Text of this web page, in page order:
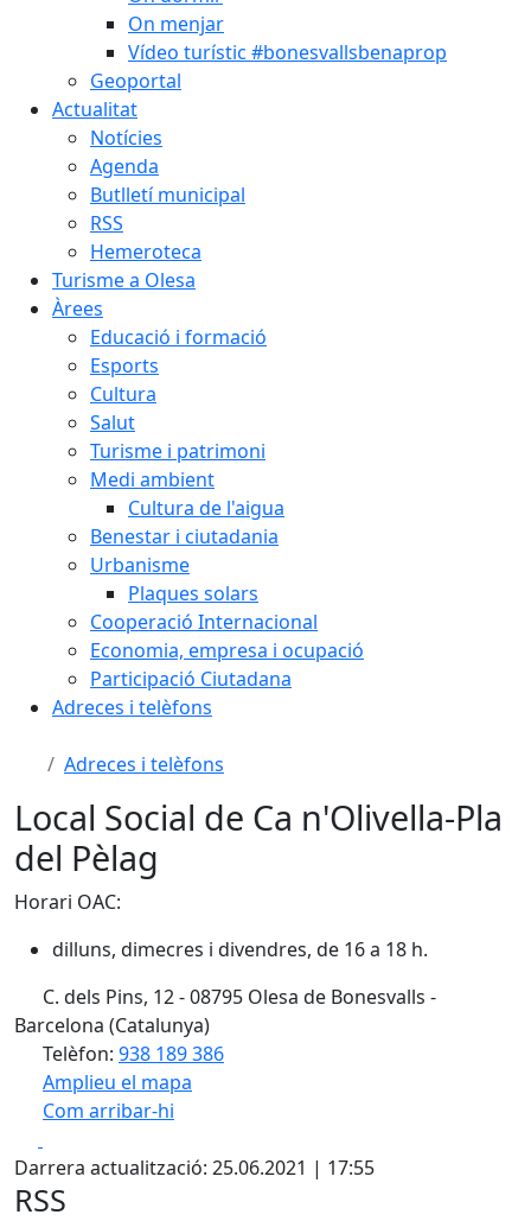
On menjar
Vídeo turístic #bonesvallsbenaprop
Geoportal
Actualitat
Notícies
Agenda
Butlletí municipal
RSS
Hemeroteca
Turisme a Olesa
Àrees
Educació i formació
Esports
Cultura
Salut
Turisme i patrimoni
Medi ambient
Cultura de l'aigua
Benestar i ciutadania
Urbanisme
Plaques solars
Cooperació Internacional
Economia, empresa i ocupació
Participació Ciutadana
Adreces i telèfons
Adreces i telèfons
Local Social de Ca n'Olivella-Pla
del Pèlag
Horari OAC:
dilluns, dimecres i divendres, de 16 a 18 h.
C. dels Pins, 12 - 08795 Olesa de Bonesvalls -
Barcelona (Catalunya)
Telèfon: 938 189 386
Amplieu el mapa
Com arribar-hi
+
−
Darrera actualització: 25.06.2021 | 17:55
RSS